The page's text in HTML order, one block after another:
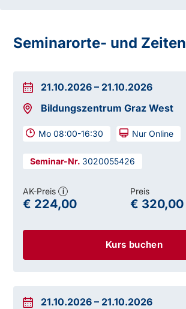
Seminarorte- und Zeiten
21.10.2026 – 21.10.2026
Bildungszentrum Graz West
Mo 08:00-16:30 Nur Online
3020055426
Kurs buchen
AK-Preis i
€ 224,00
Preis
€ 320,00
21.10.2026 – 21.10.2026